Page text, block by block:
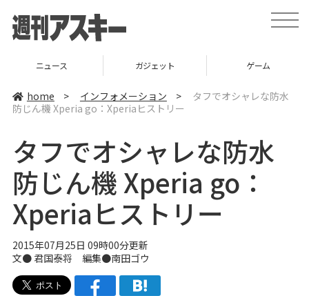
t
o
a
v
ニュース ガジェット ゲーム
home > インフォメーション >
タフでオシャレな防水
防じん機 Xperia go：Xperiaヒストリー
タフでオシャレな防水
防じん機 Xperia go：
Xperiaヒストリー
2015年07月25日 09時00分更新
文● 君国泰将 編集●南田ゴウ